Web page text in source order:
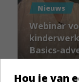
Nieuws
Webinar
Basics-
Hou je van